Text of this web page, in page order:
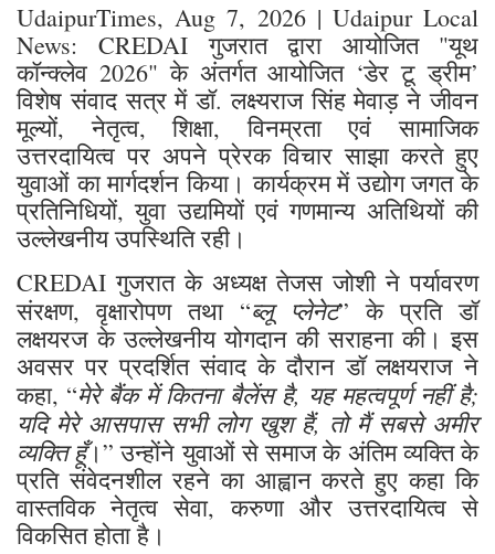
UdaipurTimes, Aug 7, 2026 | Udaipur Local
News: CREDAI गुजरात द्वारा आयोजित "यूथ
कॉन्क्लेव 2026" के अंतर्गत आयोजित ‘डेर टू ड्रीम’
विशेष संवाद सत्र में डॉ. लक्ष्यराज सिंह मेवाड़ ने जीवन
मूल्यों, नेतृत्व, शिक्षा, विनम्रता एवं सामाजिक
उत्तरदायित्व पर अपने प्रेरक विचार साझा करते हुए
युवाओं का मार्गदर्शन किया। कार्यक्रम में उद्योग जगत के
प्रतिनिधियों, युवा उद्यमियों एवं गणमान्य अतिथियों की
उल्लेखनीय उपस्थिति रही।
CREDAI गुजरात के अध्यक्ष तेजस जोशी ने पर्यावरण
संरक्षण, वृक्षारोपण तथा “ब्लू प्लेनेट” के प्रति डॉ
लक्षयरज के उल्लेखनीय योगदान की सराहना की। इस
अवसर पर प्रदर्शित संवाद के दौरान डॉ लक्षयराज ने
कहा, “मेरे बैंक में कितना बैलेंस है, यह महत्वपूर्ण नहीं है;
यदि मेरे आसपास सभी लोग खुश हैं, तो मैं सबसे अमीर
व्यक्ति हूँ।” उन्होंने युवाओं से समाज के अंतिम व्यक्ति के
प्रति संवेदनशील रहने का आह्वान करते हुए कहा कि
वास्तविक नेतृत्व सेवा, करुणा और उत्तरदायित्व से
विकसित होता है।